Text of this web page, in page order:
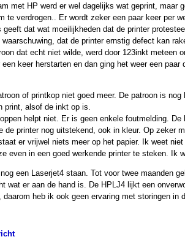
met HP werd er wel dagelijks wat geprint,
te verdrogen.. Er wordt zeker een paar keer per
dat wat moeilijkheden dat de printer
dat de printer ernstig defect kan
dat echt niet wilde, werd door 123inkt meteen
keer herstarten en dan ging het weer een
of printkop niet goed meer. De patroon is
print, alsof de inkt op is.
helpt niet. Er is geen enkele foutmelding.
de printer nog uitstekend, ook in kleur. Op zeker
er vrijwel niets meer op het papier. Ik weet
even in een goed werkende printer te steken. Ik
een Laserjet4 staan. Tot voor twee maanden
wat er aan de hand is. De HPLJ4 lijkt een
daarom heb ik ook geen ervaring met storingen